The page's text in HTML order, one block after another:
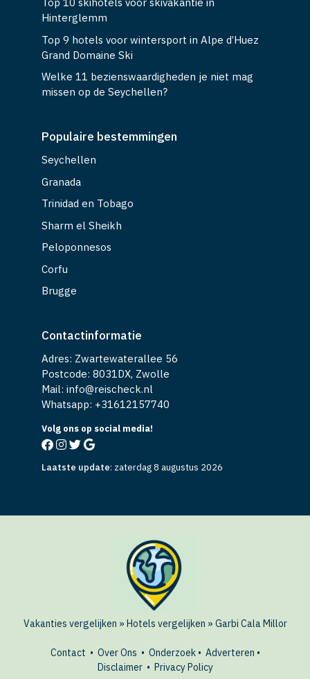
Hinterglemm
Top 9 hotels voor wintersport in Alpe d’Huez
Grand Domaine Ski
Welke 11 bezienswaardigheden je niet mag
missen op de Seychellen?
Populaire bestemmingen
Seychellen
Granada
Trinidad en Tobago
Sharm el Sheikh
Peloponnesos
Corfu
Brugge
Contactinformatie
Adres: Zwartewaterallee 56
Postcode: 8031DX, Zwolle
Mail: info@reischeck.nl
Whatsapp: +31612157740
Volg ons op social media!
Laatste update: zaterdag 8 augustus 2026
Vakanties vergelijken » Hotels vergelijken » Garbi Cala Millor
Contact • Over Ons • Onderzoek• Adverteren •
Disclaimer• Privacy Policy